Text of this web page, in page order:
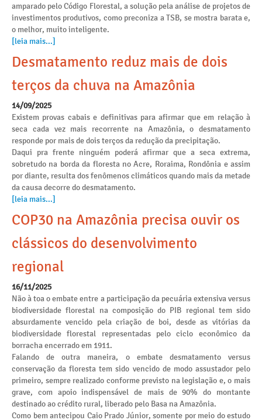
amparado pelo Código Florestal, a solução pela análise de projetos de
investimentos produtivos, como preconiza a TSB, se mostra barata e,
o melhor, muito inteligente.
[leia mais...]
Desmatamento reduz mais de dois
terços da chuva na Amazônia
14/09/2025
Existem provas cabais e definitivas para afirmar que em relação à
seca cada vez mais recorrente na Amazônia, o desmatamento
responde por mais de dois terços da redução da precipitação.
Daqui pra frente ninguém poderá afirmar que a seca extrema,
sobretudo na borda da floresta no Acre, Roraima, Rondônia e assim
por diante, resulta dos fenômenos climáticos quando mais da metade
da causa decorre do desmatamento.
[leia mais...]
COP30 na Amazônia precisa ouvir os
clássicos do desenvolvimento
regional
16/11/2025
Não à toa o embate entre a participação da pecuária extensiva versus
biodiversidade florestal na composição do PIB regional tem sido
absurdamente vencido pela criação de boi, desde as vitórias da
biodiversidade florestal representadas pelo ciclo econômico da
borracha encerrado em 1911.
Falando de outra maneira, o embate desmatamento versus
conservação da floresta tem sido vencido de modo assustador pelo
primeiro, sempre realizado conforme previsto na legislação e, o mais
grave, com apoio indispensável de mais de 90% do montante
destinado ao crédito rural, liberado pelo Basa na Amazônia.
Como bem antecipou Caio Prado Júnior, somente por meio do estudo